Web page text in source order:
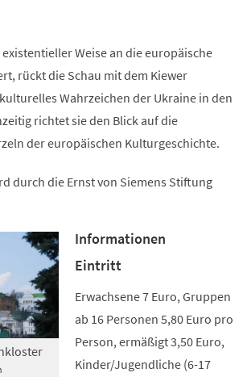
Weise an die europäische
rückt die Schau mit dem Kiewer
Wahrzeichen der Ukraine in den
richtet sie den Blick auf die
der europäischen Kulturgeschichte.
durch die Ernst von Siemens Stiftung
Informationen
Eintritt
Erwachsene 7 Euro, Gruppen
ab 16 Personen 5,80 Euro pro
Person, ermäßigt 3,50 Euro,
Kinder/Jugendliche (6-17